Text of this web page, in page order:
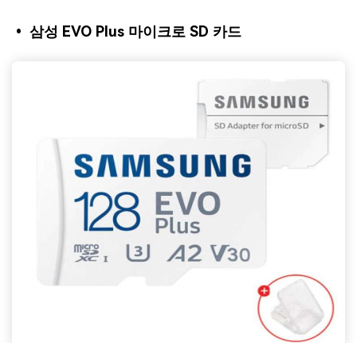
• 삼성 EVO Plus 마이크로 SD 카드